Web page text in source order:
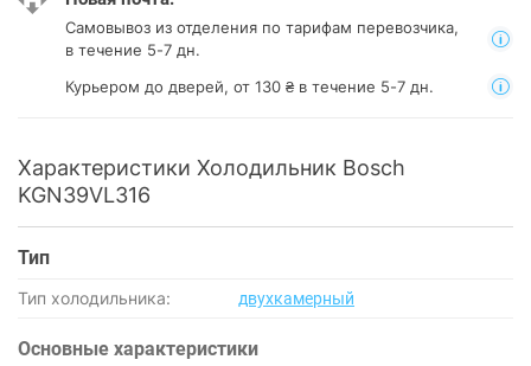
Самовывоз из отделения по тарифам перевозчика,
в течение 5-7 дн.
Курьером до дверей, от 130 ₴ в течение 5-7 дн.
Характеристики Холодильник Bosch
KGN39VL316
Тип
Тип холодильника: двухкамерный
Основные характеристики